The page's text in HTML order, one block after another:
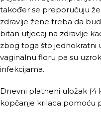
također se preporučuju
zdravlje žene treba da
bitan utjecaj na zdravlje
zbog toga što jednokratni
vaginalnu floru pa su
infekcijama.
Dnevni platneni uložak (4
kopčanje krilaca pomoću